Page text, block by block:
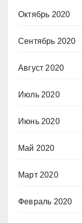
Октябрь 2020
Сентябрь 2020
Август 2020
Июль 2020
Июнь 2020
Май 2020
Март 2020
Февраль 2020